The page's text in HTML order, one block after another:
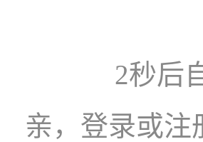
2秒后
亲，登录或注